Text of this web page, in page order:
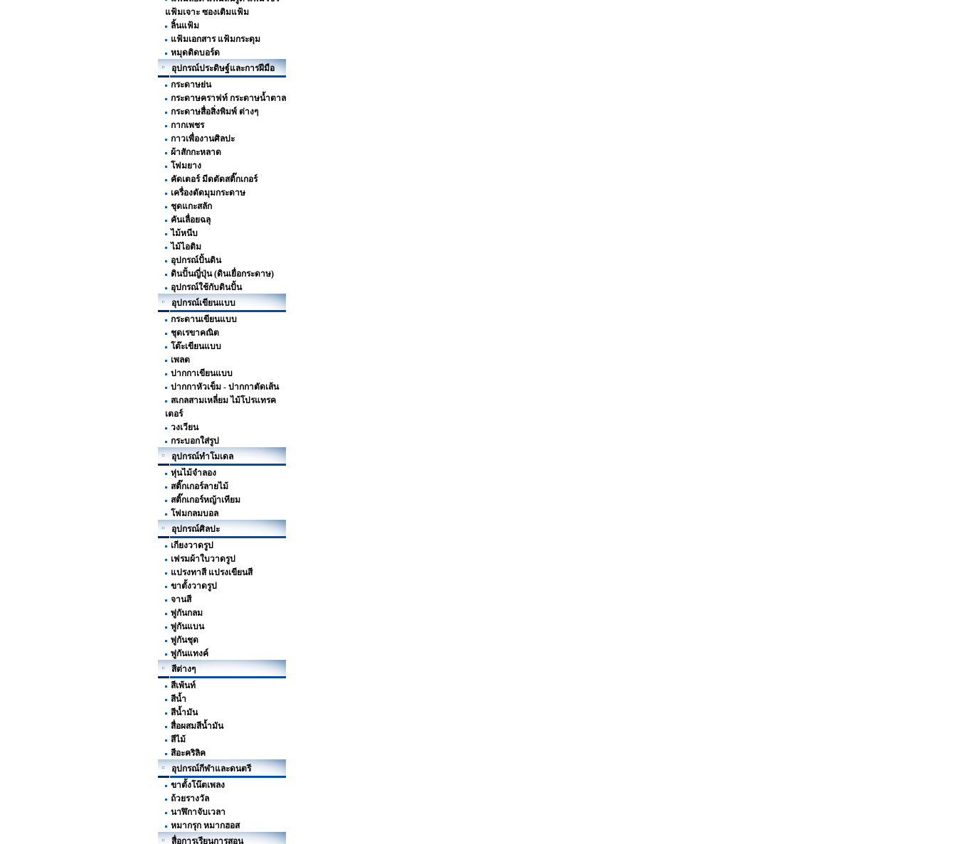
แฟ้มเจาะ ซองเติมแฟ้ม
ลิ้นแฟ้ม
แฟ้มเอกสาร แฟ้มกระดุม
หมุดติดบอร์ด
อุปกรณ์ประดิษฐ์และการฝีมือ
กระดาษย่น
กระดาษคราฟท์ กระดาษน้ำตาล
กระดาษสื่อสิ่งพิมพ์ ต่างๆ
กากเพชร
กาวเพื่องานศิลปะ
ผ้าสักกะหลาด
โฟมยาง
คัดเตอร์ มีดตัดสติ๊กเกอร์
เครื่องตัดมุมกระดาษ
ชุดแกะสลัก
คันเลื่อยฉลุ
ไม้หนีบ
ไม้ไอติม
อุปกรณ์ปั้นดิน
ดินปั้นญี่ปุ่น (ดินเยื่อกระดาษ)
อุปกรณ์ใช้กับดินปั้น
อุปกรณ์เขียนแบบ
กระดานเขียนแบบ
ชุดเรขาคณิต
โต๊ะเขียนแบบ
เพลต
ปากกาเขียนแบบ
ปากกาหัวเข็ม - ปากกาตัดเส้น
สเกลสามเหลี่ยม ไม้โปรแทรค
เตอร์
วงเวียน
กระบอกใส่รูป
อุปกรณ์ทำโมเดล
หุ่นไม้จำลอง
สติ๊กเกอร์ลายไม้
สติ๊กเกอร์หญ้าเทียม
โฟมกลมบอล
อุปกรณ์ศิลปะ
เกียงวาดรูป
เฟรมผ้าใบวาดรูป
แปรงทาสี แปรงเขียนสี
ขาตั้งวาดรูป
จานสี
พู่กันกลม
พู่กันแบน
พู่กันชุด
พู่กันแทงค์
สีต่างๆ
สีเพ้นท์
สีน้ำ
สีน้ำมัน
สื่อผสมสีน้ำมัน
สีไม้
สีอะคริลิค
อุปกรณ์กีฬาและดนตรี
ขาตั้งโน๊ตเพลง
ถ้วยรางวัล
นาฬิกาจับเวลา
หมากรุก หมากฮอส
สื่อการเรียนการสอน